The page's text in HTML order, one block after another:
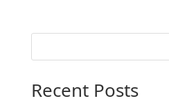
Recent Posts